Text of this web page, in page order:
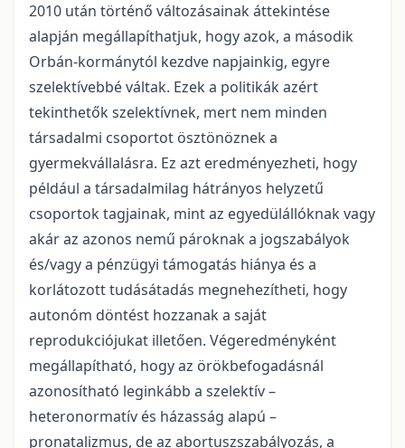
2010 után történő változásainak áttekintése
alapján megállapíthatjuk, hogy azok, a második
Orbán-kormánytól kezdve napjainkig, egyre
szelektívebbé váltak. Ezek a politikák azért
tekinthetők szelektívnek, mert nem minden
társadalmi csoportot ösztönöznek a
gyermekvállalásra. Ez azt eredményezheti, hogy
például a társadalmilag hátrányos helyzetű
csoportok tagjainak, mint az egyedülállóknak vagy
akár az azonos nemű pároknak a jogszabályok
és/vagy a pénzügyi támogatás hiánya és a
korlátozott tudásátadás megnehezítheti, hogy
autonóm döntést hozzanak a saját
reprodukciójukat illetően. Végeredményként
megállapítható, hogy az örökbefogadásnál
azonosítható leginkább a szelektív –
heteronormatív és házasság alapú –
pronatalizmus, de az abortuszszabályozás, a